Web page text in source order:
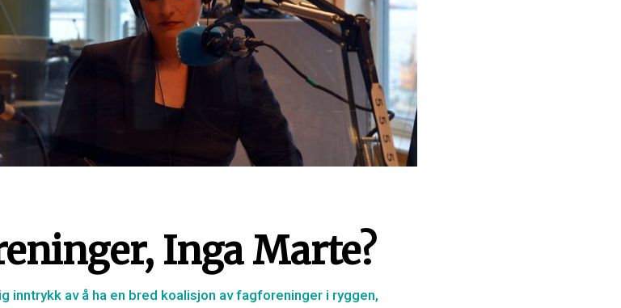
Inga Marte?
inntrykk av å ha en bred koalisjon av fagforeninger i ryggen,